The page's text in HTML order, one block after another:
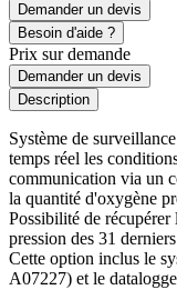
Demander un devis
Besoin d'aide ?
Prix sur demande
Demander un devis
Description
Système de
temps réel les
communication via un
la quantité d'oxygène
Possibilité de récupérer
pression des 31
Cette option inclus le
A07227) et le